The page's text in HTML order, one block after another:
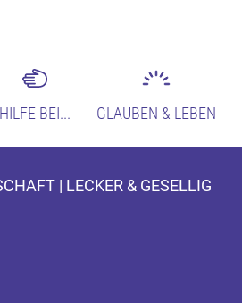
HILFE BEI... GLAUBEN & LEBEN
| LECKER & GESELLIG